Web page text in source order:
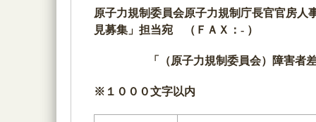
原子力規制委員会原子力規制庁長官官房
見募集」担当宛 （ ＦＡＸ：- ）
「（原子力規制委員会）障害者
※１０００文字以内